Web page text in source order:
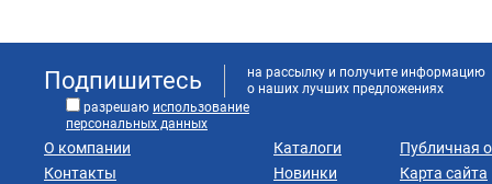
Подпишитесь
на рассылку и получите информацию
о наших лучших предложениях
разрешаю использование
персональных данных
О компании
Контакты
Каталоги
Новинки
Публичная
Карта сайта